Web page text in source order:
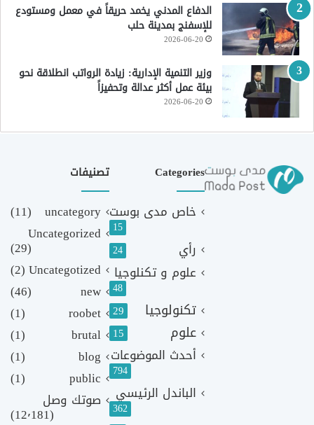
الدفاع المدني يخمد حريقاً في معمل ومستودع
للإسفنج بمدينة حلب
2026-06-20
وزير التنمية الإدارية: زيادة الرواتب انطلاقة نحو
بيئة عمل أكثر عدالة وتحفيزاً
2026-06-20
Categories
خاص مدى بوست
15
رأي 24
علوم و تكنلوجيا
48
تكنولوجيا 29
علوم 15
أحدث الموضوعات
794
الباندل الرئيسي
362
تصنيفات
uncategory
(11)
Uncategorized
(29)
Uncategotized
(2)
new
(46)
roobet
(1)
brutal
(1)
blog
(1)
public
(1)
صوتك وصل
(12٬181)